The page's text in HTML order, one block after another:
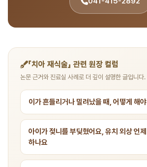
「치아 재식술」 관련 원장 컬럼
논문 근거와 진료실 사례로 더 깊이 설명한 글입니다.
이가 흔들리거나 밀려났을 때, 어떻게 해
아이가 젖니를 부딪혔어요, 유치 외상 언
하나요